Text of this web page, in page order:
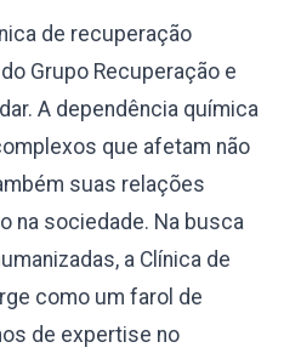
de recuperação
Grupo Recuperação e
A dependência química
que afetam não
suas relações
na sociedade. Na busca
a Clínica de
como um farol de
de expertise no